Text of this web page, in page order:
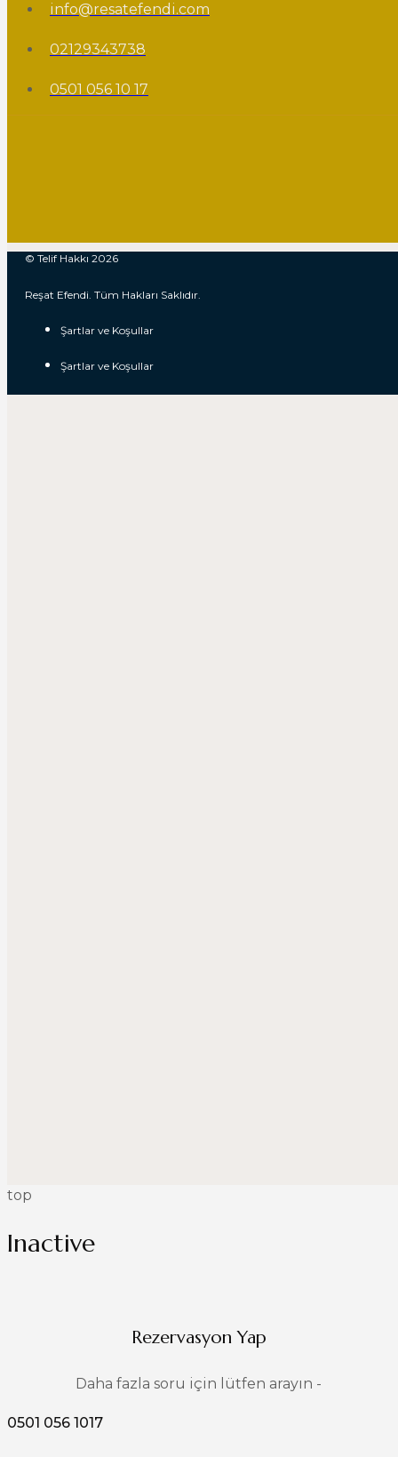
info@resatefendi.com
02129343738
0501 056 10 17
© Telif Hakkı 2026
Reşat Efendi. Tüm Hakları Saklıdır.
Şartlar ve Koşullar
Şartlar ve Koşullar
top
Inactive
Rezervasyon Yap
Daha fazla soru için lütfen arayın -
0501 056 1017